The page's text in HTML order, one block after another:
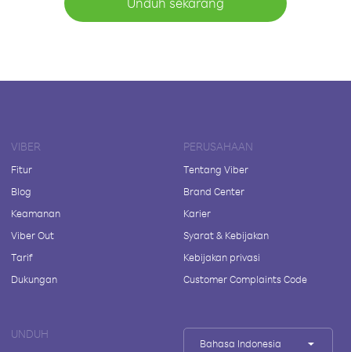
VIBER
Fitur
Blog
Keamanan
Viber Out
Tarif
Dukungan
PERUSAHAAN
Tentang Viber
Brand Center
Karier
Syarat & Kebijakan
Kebijakan privasi
Customer Complaints Code
UNDUH
Bahasa Indonesia